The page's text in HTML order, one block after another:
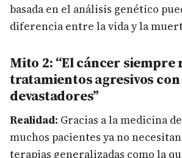
basada en el análisis genético
diferencia entre la vida y la
Mito 2: “El cáncer siempre
tratamientos agresivos
devastadores”
Realidad: Gracias a la medicina
muchos pacientes ya no
terapias generalizadas como la